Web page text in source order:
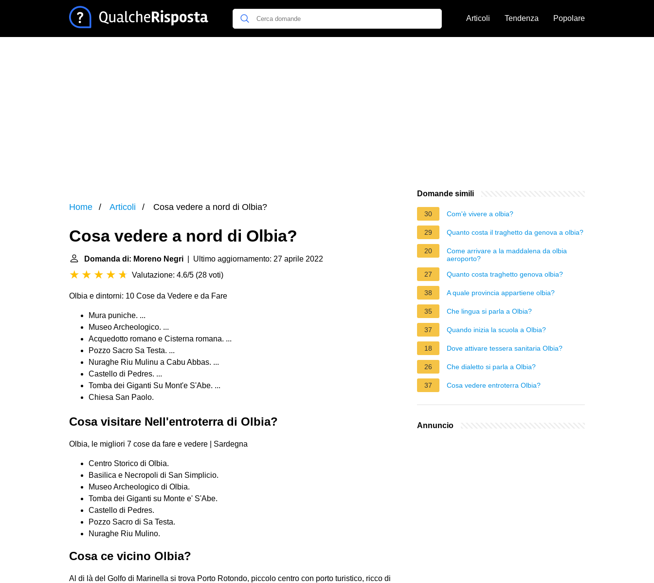
Articoli Tendenza Popolare
Home Articoli Cosa vedere a nord di Olbia?
Cosa vedere a nord di Olbia?
Domanda di: Moreno Negri | Ultimo aggiornamento: 27 aprile 2022
Valutazione: 4.6/5 (28 voti)
Olbia e dintorni: 10 Cose da Vedere e da Fare
Mura puniche. ...
Museo Archeologico. ...
Acquedotto romano e Cisterna romana. ...
Pozzo Sacro Sa Testa. ...
Nuraghe Riu Mulinu a Cabu Abbas. ...
Castello di Pedres. ...
Tomba dei Giganti Su Mont'e S'Abe. ...
Chiesa San Paolo.
Cosa visitare Nell'entroterra di Olbia?
Olbia, le migliori 7 cose da fare e vedere | Sardegna
Centro Storico di Olbia.
Basilica e Necropoli di San Simplicio.
Museo Archeologico di Olbia.
Tomba dei Giganti su Monte e' S'Abe.
Castello di Pedres.
Pozzo Sacro di Sa Testa.
Nuraghe Riu Mulino.
Cosa ce vicino Olbia?
Al di là del Golfo di Marinella si trova Porto Rotondo, piccolo centro con porto turistico, ricco di
Domande simili
30 Com'è vivere a olbia?
29 Quanto costa il traghetto da genova a olbia?
20
Come arrivare a la maddalena da olbia
aeroporto?
27
Quanto costa traghetto genova olbia?
38 A quale provincia appartiene olbia?
35 Che lingua si parla a Olbia?
37 Quando inizia la scuola a Olbia?
18 Dove attivare tessera sanitaria Olbia?
26 Che dialetto si parla a Olbia?
37 Cosa vedere entroterra Olbia?
Annuncio